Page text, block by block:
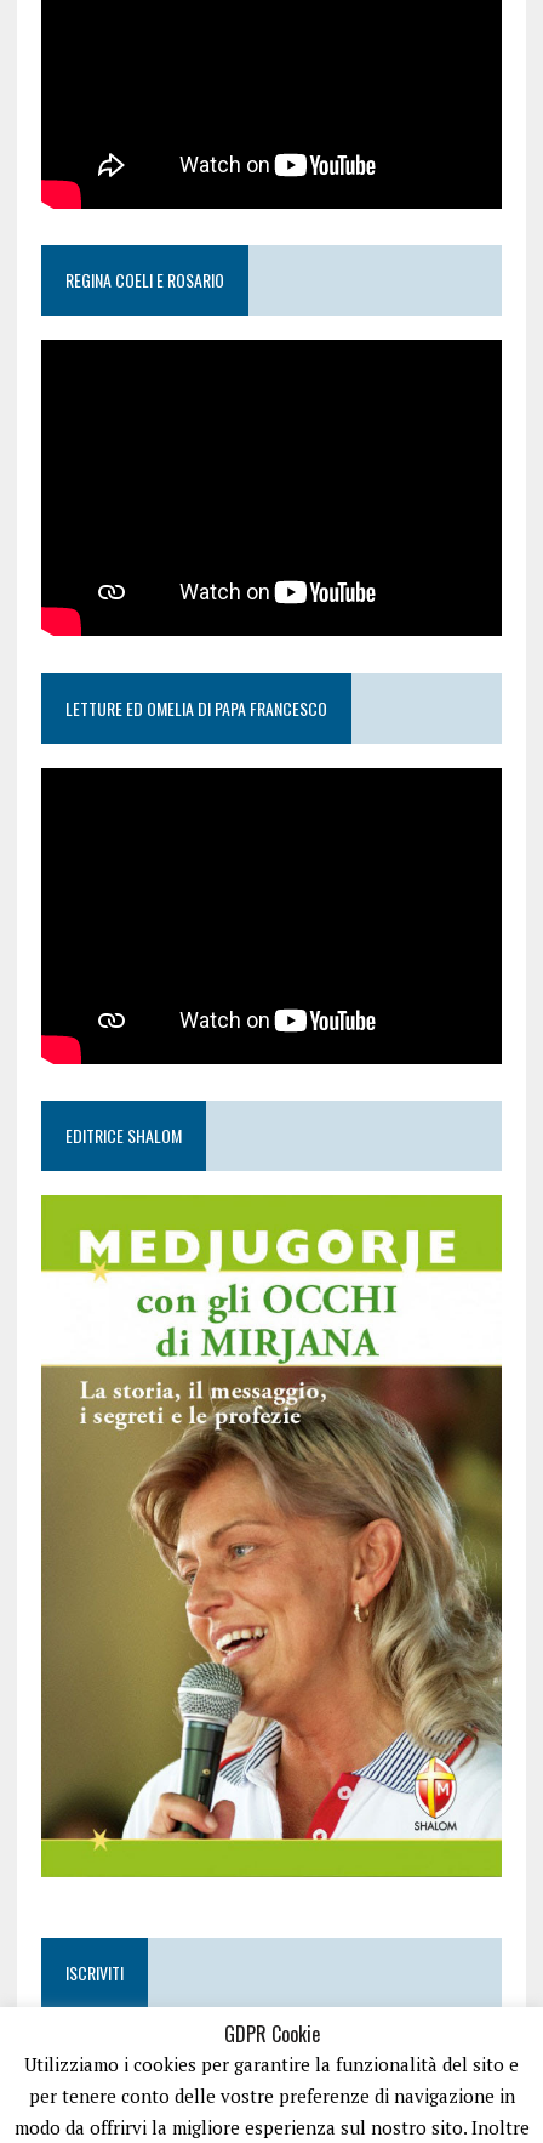
REGINA COELI E ROSARIO
LETTURE ED OMELIA DI PAPA FRANCESCO
EDITRICE SHALOM
ISCRIVITI
GDPR Cookie
Utilizziamo i cookies per garantire la funzionalità del sito e
per tenere conto delle vostre preferenze di navigazione in
modo da offrirvi la migliore esperienza sul nostro sito. Inoltre